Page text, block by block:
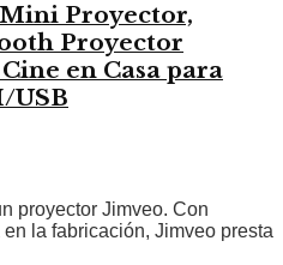
Proyector,
Proyector
en Casa para
USB
proyector Jimveo. Con
la fabricación, Jimveo presta